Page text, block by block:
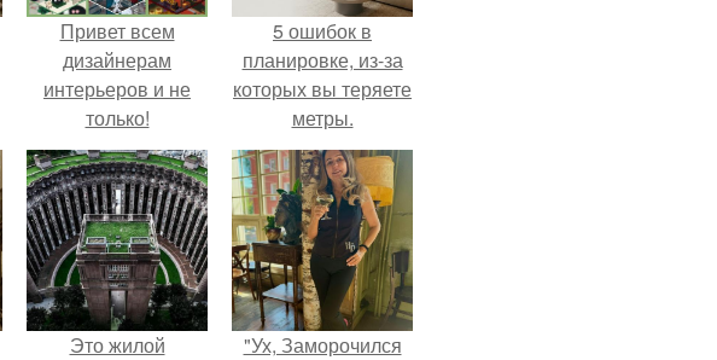
Привет всем
дизайнерам
интерьеров и не
только!
5 ошибок в
планировке, из-за
которых вы теряете
метры.
Это жилой "Ух, Заморочился